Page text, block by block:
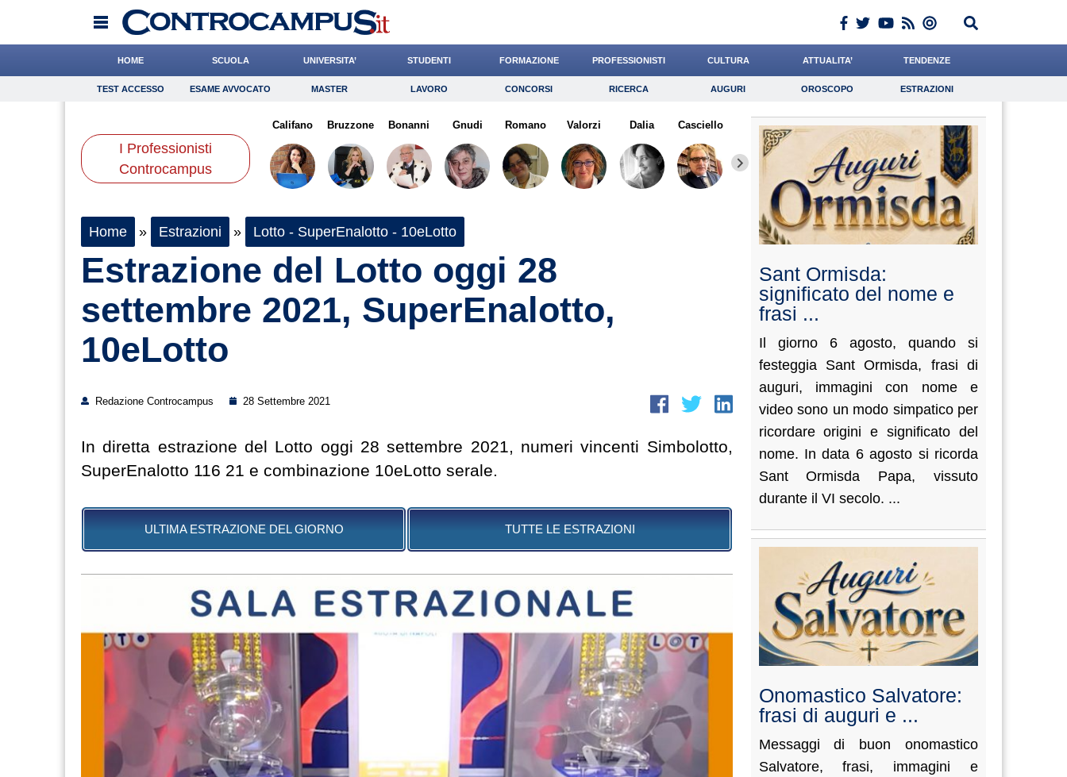
HOME SCUOLA UNIVERSITA’ STUDENTI FORMAZIONE PROFESSIONISTI CULTURA ATTUALITA’ TENDENZE
TEST ACCESSO Esame Avvocato Master Lavoro Concorsi Ricerca Auguri Oroscopo Estrazioni
Consigli Risparmio Diritto Economia Giornalista Lavoro Psicologia
Scienze
TEST ACCESSO ESAME AVVOCATO MASTER LAVORO CONCORSI RICERCA AUGURI OROSCOPO ESTRAZIONI
I Professionisti
Controcampus
Califano Bruzzone Bonanni Gnudi Romano Valorzi Dalia Casciello Napolitani Coniglio Leone Baietti Grassotti
Home » Estrazioni » Lotto - SuperEnalotto - 10eLotto
Estrazione del Lotto oggi 28
settembre 2021, SuperEnalotto,
10eLotto
Redazione Controcampus 28 Settembre 2021
In diretta estrazione del Lotto oggi 28 settembre 2021, numeri vincenti Simbolotto,
SuperEnalotto 116 21 e combinazione 10eLotto serale.
ULTIMA ESTRAZIONE DEL GIORNO TUTTE LE ESTRAZIONI
Sant Ormisda:
significato del nome e
frasi ...
Il giorno 6 agosto, quando si
festeggia Sant Ormisda, frasi di
auguri, immagini con nome e
video sono un modo simpatico per
ricordare origini e significato del
nome. In data 6 agosto si ricorda
Sant Ormisda Papa, vissuto
durante il VI secolo. ...
Onomastico Salvatore:
frasi di auguri e ...
Messaggi di buon onomastico
Salvatore, frasi, immagini e